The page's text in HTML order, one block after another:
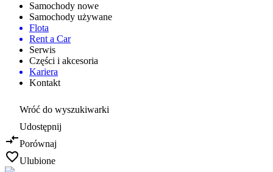
Samochody nowe
Samochody używane
Flota
Rent a Car
Serwis
Części i akcesoria
Kariera
Kontakt
Wróć do wyszukiwarki
Udostępnij
Porównaj
Ulubione